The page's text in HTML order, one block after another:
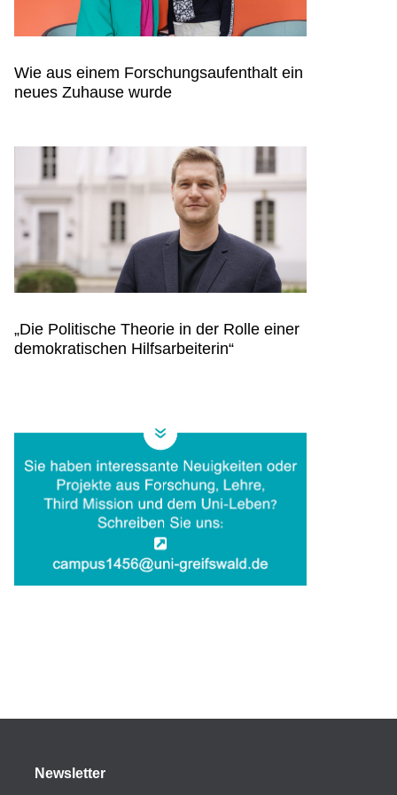
INTERNATIONALES
Wie aus einem Forschungsaufenthalt ein
neues Zuhause wurde
STUDIUM & LEHRE
„Die Politische Theorie in der Rolle einer
demokratischen Hilfsarbeiterin“
Newsletter